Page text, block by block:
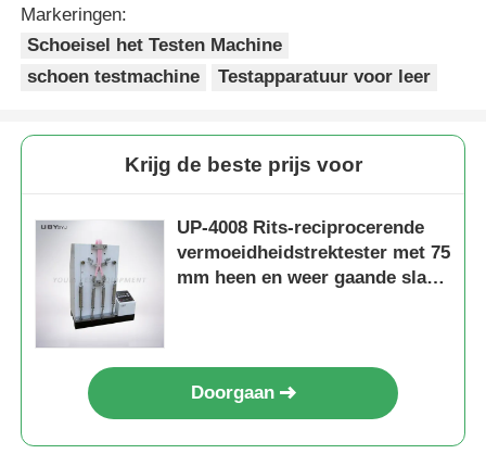
Markeringen:
Schoeisel het Testen Machine
schoen testmachine
Testapparatuur voor leer
Krijg de beste prijs voor
UP-4008 Rits-reciprocerende
vermoeidheidstrektester met 75
mm heen en weer gaande slag
Doorgaan